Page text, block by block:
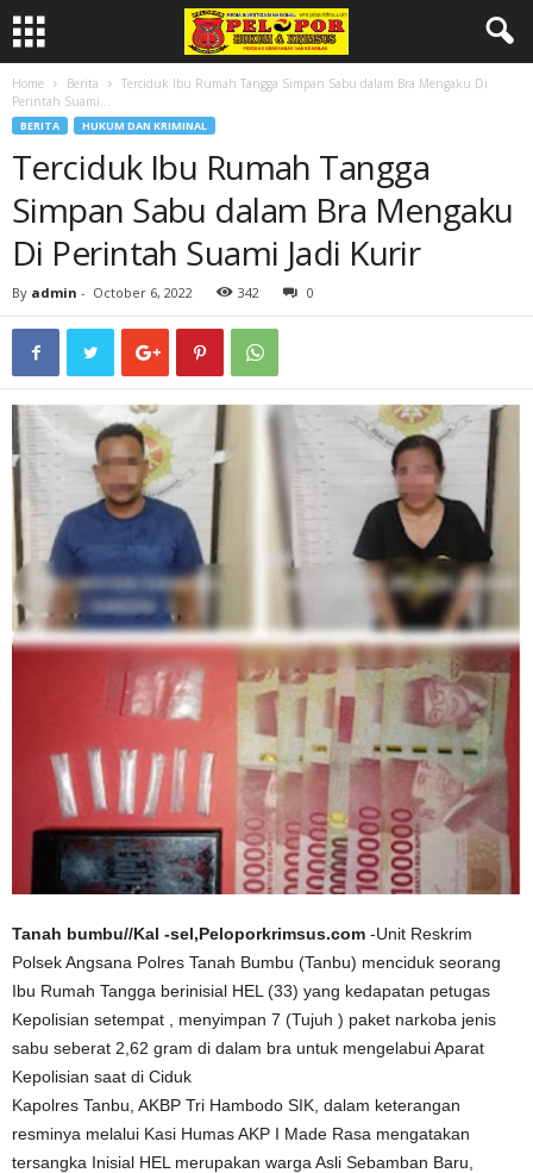
Home Berita
Terciduk Ibu Rumah Tangga Simpan Sabu dalam Bra Mengaku Di
Perintah Suami...
BERITA HUKUM DAN KRIMINAL
Terciduk Ibu Rumah Tangga
Simpan Sabu dalam Bra Mengaku
Di Perintah Suami Jadi Kurir
By admin - October 6, 2022 342 0
Tanah bumbu//Kal -sel,Peloporkrimsus.com -Unit Reskrim
Polsek Angsana Polres Tanah Bumbu (Tanbu) menciduk seorang
Ibu Rumah Tangga berinisial HEL (33) yang kedapatan petugas
Kepolisian setempat , menyimpan 7 (Tujuh ) paket narkoba jenis
sabu seberat 2,62 gram di dalam bra untuk mengelabui Aparat
Kepolisian saat di Ciduk
Kapolres Tanbu, AKBP Tri Hambodo SIK, dalam keterangan
resminya melalui Kasi Humas AKP I Made Rasa mengatakan
tersangka Inisial HEL merupakan warga Asli Sebamban Baru,